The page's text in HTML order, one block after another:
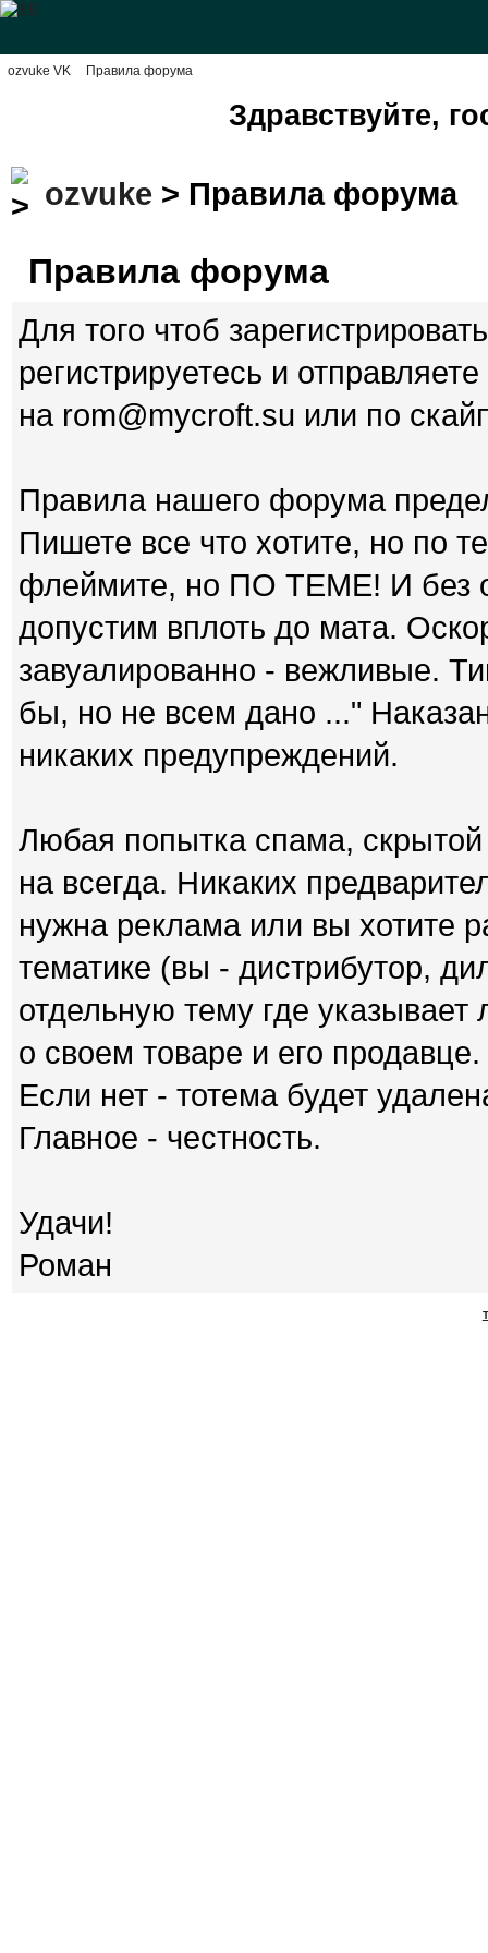
ozvuke VK Правила форума
Здравствуйте,
ozvuke > Правила форума
Правила форума
Для того чтоб
регистрируетесь и
на rom@mycroft.su или по
Правила нашего форума
Пишете все что хотите, но по
флеймите, но ПО ТЕМЕ! И без
допустим вплоть до мата.
завуалированно - вежливые.
бы, но не всем дано ..."
никаких предупреждений.
Любая попытка спама, скрытой
на всегда. Никаких
нужна реклама или вы хотите
тематике (вы - дистрибутор,
отдельную тему где
о своем товаре и его
Если нет - тотема будет
Главное - честность.
Удачи!
Роман